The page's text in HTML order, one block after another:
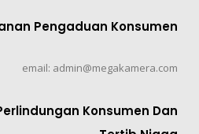
Pengaduan Konsumen
email: admin@megakamera.com
Konsumen Dan